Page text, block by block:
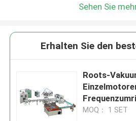
Sehen Sie
Erhalten Sie den
Roots-
Gesichts-
MOQ： 1 SET